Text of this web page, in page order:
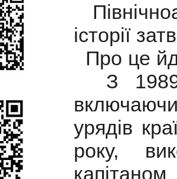
історії
Про це
З 1989
урядів
року,